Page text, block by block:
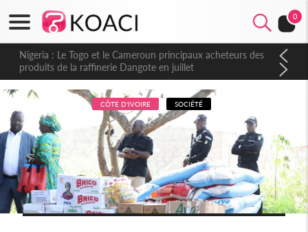
0
Nigeria : Le Togo et le Cameroun principaux acheteurs des
produits de la raffinerie Dangote en juillet
CÔTE D'IVOIRE SOCIÉTÉ